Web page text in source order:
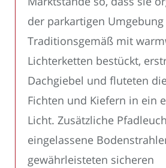
der parkartigen
Traditionsgemäß mit
Lichterketten bestückt,
Dachgiebel und fluteten
Fichten und Kiefern in ein
Licht. Zusätzliche
eingelassene
gewährleisteten sicheren